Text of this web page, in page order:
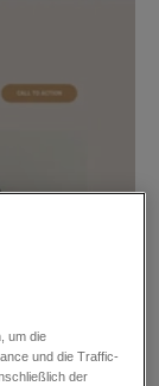
um die
und die Traffic-
der